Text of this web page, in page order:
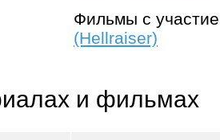
Фильмы с
(Hellraiser)
и фильмах